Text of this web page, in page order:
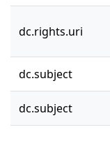
dc.rights.uri
dc.subject
dc.subject